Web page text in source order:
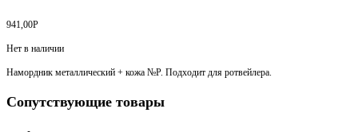
941,00Р
Нет в наличии
Намордник металлический + кожа №Р. Подходит для ротвейлера.
Сопутствующие товары